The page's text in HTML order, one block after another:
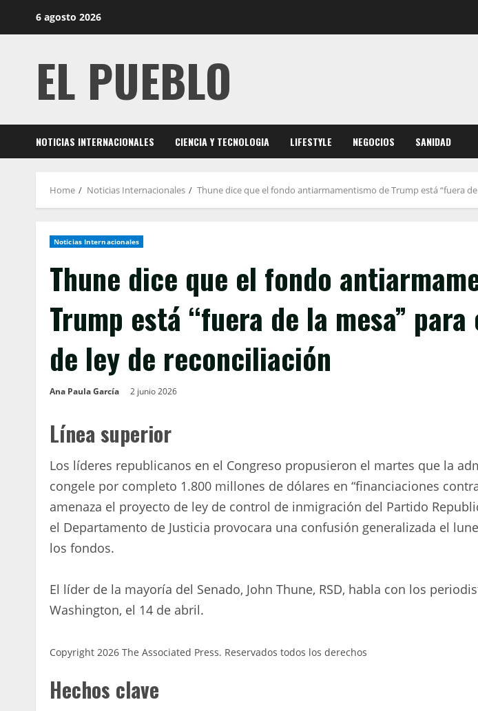
6 agosto 2026
EL PUEBLO
NOTICIAS INTERNACIONALES CIENCIA Y TECNOLOGIA LIFESTYLE NEGOCIOS SANIDAD
Home Noticias Internacionales Thune dice que el fondo antiarmamentismo de Trump está “fuera
Noticias Internacionales
Thune dice que el fondo
Trump está “fuera de la mesa”
de ley de reconciliación
Ana Paula García 2 junio 2026
Línea superior
Los líderes republicanos en el Congreso propusieron el martes que la
congele por completo 1.800 millones de dólares en “financiaciones
amenaza el proyecto de ley de control de inmigración del Partido
el Departamento de Justicia provocara una confusión generalizada el
los fondos.
El líder de la mayoría del Senado, John Thune, RSD, habla con los
Washington, el 14 de abril.
Copyright 2026 The Associated Press. Reservados todos los derechos
Hechos clave